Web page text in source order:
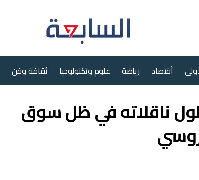
أقتصاد رياضة علوم وتكنولوجيا ثقافة وفن
ناقلاته في ظل سوق